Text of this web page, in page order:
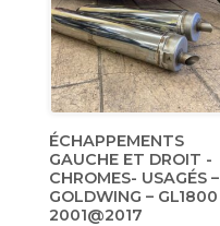
ÉCHAPPEMENTS
GAUCHE ET DROIT -
CHROMES- USAGÉS –
GOLDWING – GL1800
2001@2017